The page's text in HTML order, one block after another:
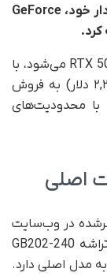
انویدیا امروز نسخه جدید کارت گرافیک پرچم‌دار خود، GeForce
به گزارش تکناک، این مدل که جایگزین RTX 5090 D می‌شود، با
همان قیمت ۱۶,۴۹۹ یوان (معادل تقریبی ۲,۲۹۵ دلار) به فروش
با محدودیت‌های
اصلی
در وب‌سایت
رسمی انویدیا، RTX 5090 D V2 همچنان از تراشه GB202-240
مدل اصلی دارد.